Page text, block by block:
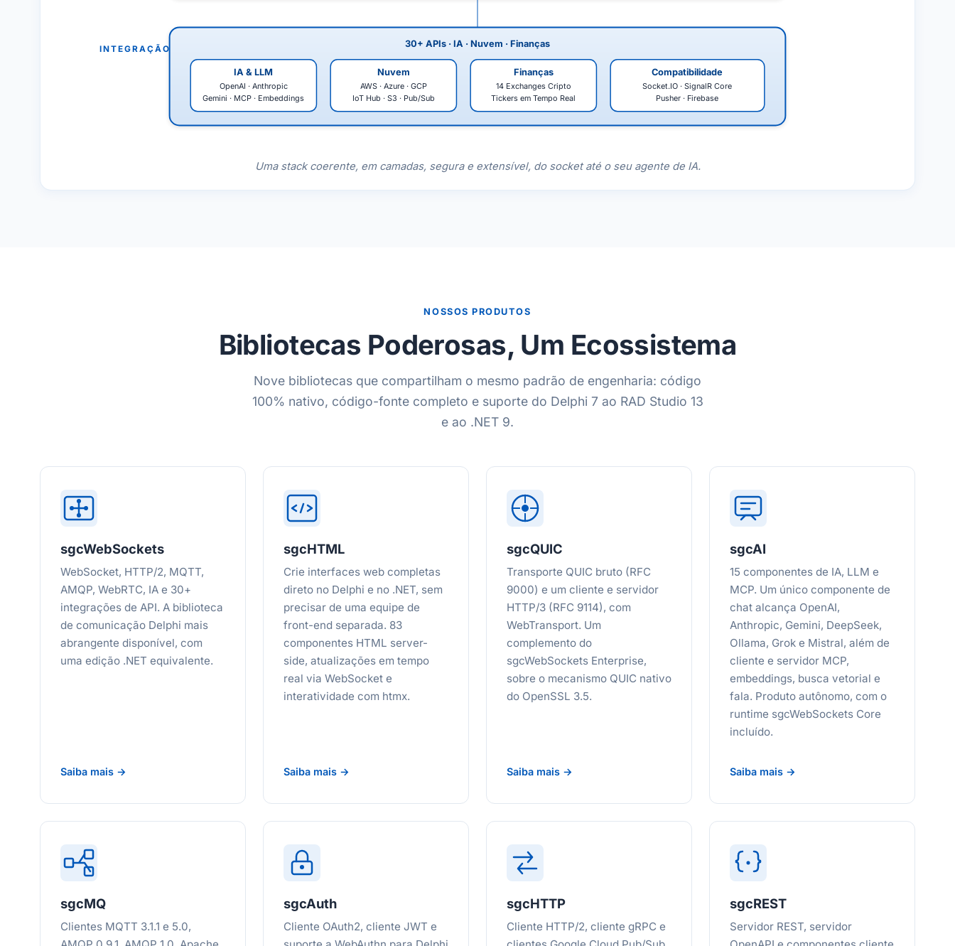
INTEGRAÇÃO 30+ APIs · IA · Nuvem · Finanças
IA & LLM
OpenAI · Anthropic
Gemini · MCP · Embeddings
Nuvem
AWS · Azure · GCP
IoT Hub · S3 · Pub/Sub
Finanças
14 Exchanges Cripto
Tickers em Tempo Real
Compatibilidade
Socket.IO · SignalR Core
Pusher · Firebase
Uma stack coerente, em camadas, segura e extensível, do socket até o seu agente de IA.
NOSSOS PRODUTOS
Bibliotecas Poderosas, Um Ecossistema
Nove bibliotecas que compartilham o mesmo padrão de engenharia: código
100% nativo, código-fonte completo e suporte do Delphi 7 ao RAD Studio 13
e ao .NET 9.
sgcWebSockets
WebSocket, HTTP/2, MQTT,
AMQP, WebRTC, IA e 30+
integrações de API. A biblioteca
de comunicação Delphi mais
abrangente disponível, com
uma edição .NET equivalente.
Saiba mais →
sgcHTML
Crie interfaces web completas
direto no Delphi e no .NET, sem
precisar de uma equipe de
front-end separada. 83
componentes HTML server-
side, atualizações em tempo
real via WebSocket e
interatividade com htmx.
Saiba mais →
sgcQUIC
Transporte QUIC bruto (RFC
9000) e um cliente e servidor
HTTP/3 (RFC 9114), com
WebTransport. Um
complemento do
sgcWebSockets Enterprise,
sobre o mecanismo QUIC nativo
do OpenSSL 3.5.
Saiba mais →
sgcAI
15 componentes de IA, LLM e
MCP. Um único componente de
chat alcança OpenAI,
Anthropic, Gemini, DeepSeek,
Ollama, Grok e Mistral, além de
cliente e servidor MCP,
embeddings, busca vetorial e
fala. Produto autônomo, com o
runtime sgcWebSockets Core
incluído.
Saiba mais →
sgcMQ
Clientes MQTT 3.1.1 e 5.0,
sgcAuth
Cliente OAuth2, cliente JWT e
sgcHTTP
Cliente HTTP/2, cliente gRPC e
sgcREST
Servidor REST, servidor